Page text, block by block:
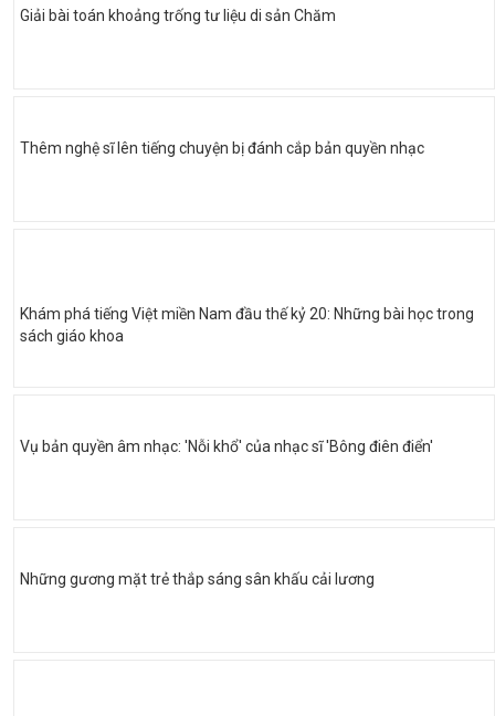
Giải bài toán khoảng trống tư liệu di sản Chăm
Thêm nghệ sĩ lên tiếng chuyện bị đánh cắp bản quyền nhạc
Khám phá tiếng Việt miền Nam đầu thế kỷ 20: Những bài học trong
sách giáo khoa
Vụ bản quyền âm nhạc: 'Nỗi khổ' của nhạc sĩ 'Bông điên điển'
Những gương mặt trẻ thắp sáng sân khấu cải lương